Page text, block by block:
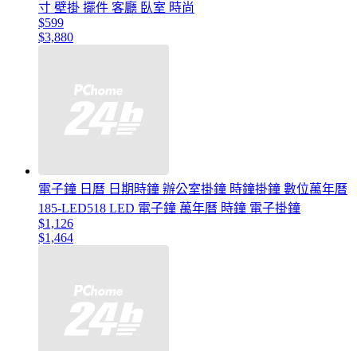
寸 壁掛 擺件 客廳 臥室 時尚
$599
$3,880
電子鐘 日曆 日期時鐘 辦公室掛鐘 時鐘掛鐘 數位萬年曆
185-LED518 LED 電子鐘 萬年曆 時鐘 電子掛鐘
$1,126
$1,464